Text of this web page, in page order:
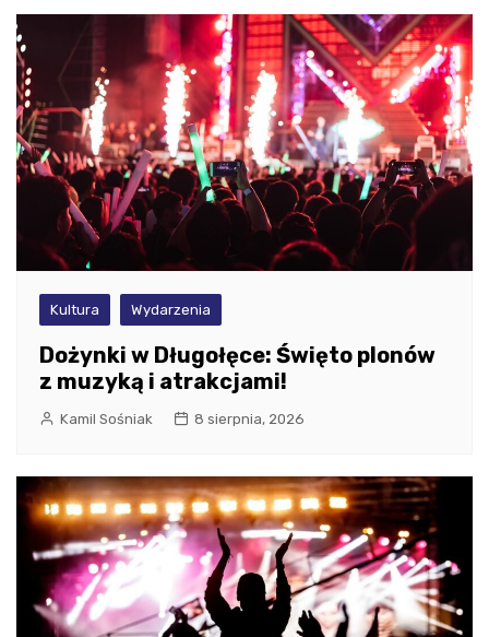
Kultura Wydarzenia
Dożynki w Długołęce: Święto plonów
z muzyką i atrakcjami!
Kamil Sośniak 8 sierpnia, 2026